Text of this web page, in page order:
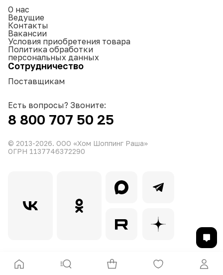
О нас
Ведущие
Контакты
Вакансии
Условия приобретения товара
Политика обработки
персональных данных
Сотрудничество
Поставщикам
Есть вопросы? Звоните:
8 800 707 50 25
© 2013-2026. ООО «Хом Шоппинг Раша»
ОГРН 1137746372290